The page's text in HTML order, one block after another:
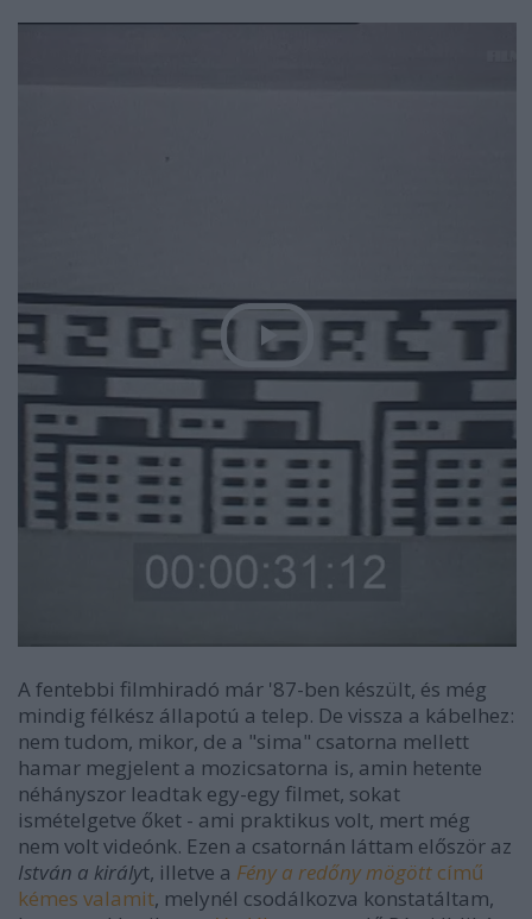
A fentebbi filmhiradó már '87-ben készült, és még
mindig félkész állapotú a telep. De vissza a kábelhez:
nem tudom, mikor, de a "sima" csatorna mellett
hamar megjelent a mozicsatorna is, amin hetente
néhányszor leadtak egy-egy filmet, sokat
ismételgetve őket - ami praktikus volt, mert még
nem volt videónk. Ezen a csatornán láttam először az
István a királyt, illetve a Fény a redőny mögött című
kémes valamit, melynél csodálkozva konstatáltam,